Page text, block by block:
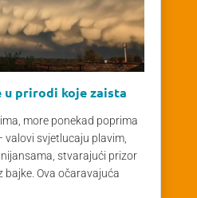
u prirodi koje zaista
more ponekad poprima
valovi svjetlucaju plavim,
stvarajući prizor
bajke. Ova očaravajuća